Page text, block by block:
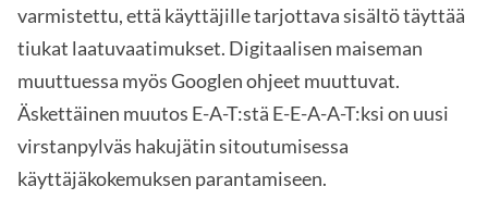
varmistettu, että käyttäjille tarjottava sisältö täyttää
tiukat laatuvaatimukset. Digitaalisen maiseman
muuttuessa myös Googlen ohjeet muuttuvat.
Äskettäinen muutos E-A-T:stä E-E-A-A-T:ksi on uusi
virstanpylväs hakujätin sitoutumisessa
käyttäjäkokemuksen parantamiseen.